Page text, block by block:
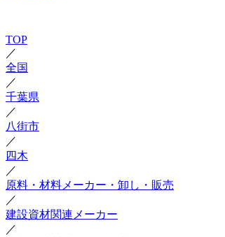
TOP
／
全国
／
千葉県
／
八街市
／
四木
／
原料・材料メーカー・卸し・販売
／
建設資材関連メーカー
／